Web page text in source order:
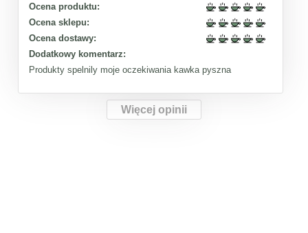
Ocena produktu:
Ocena sklepu:
Ocena dostawy:
Dodatkowy komentarz:
Produkty spelnily moje oczekiwania kawka pyszna
Więcej opinii